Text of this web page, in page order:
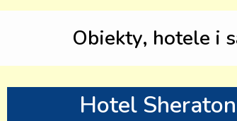
Obiekty, hotele i
Hotel